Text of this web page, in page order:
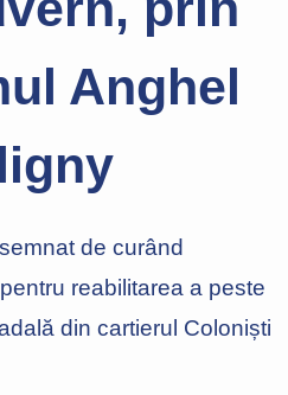
Anghel
de curând
reabilitarea a peste
din cartierul Coloniști